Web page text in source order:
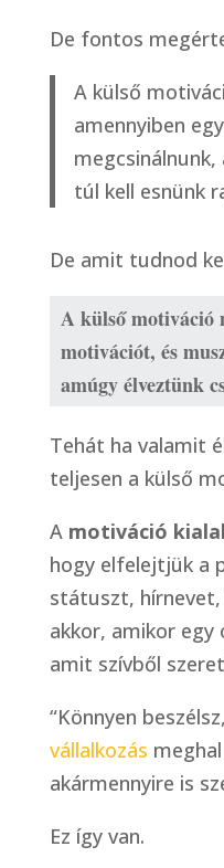
De fontos
A külső
amennyiben
túl kell esnünk
De amit tudnod
A külső motiváció
motivációt, és
amúgy élveztünk
Tehát ha valamit
teljesen a külső
A motiváció
hogy elfelejtjük a
státuszt,
akkor, amikor
amit szívből
“Könnyen
vállalkozás
akármennyire is
Ez így van.